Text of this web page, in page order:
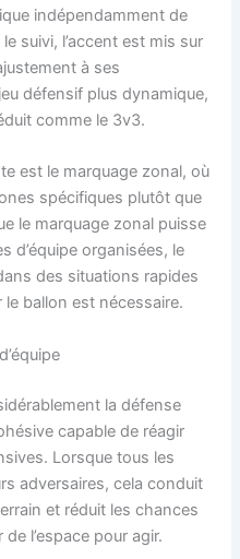
indépendamment de
suivi, l’accent est mis sur
à ses
défensif plus dynamique,
comme le 3v3.
est le marquage zonal, où
spécifiques plutôt que
le marquage zonal puisse
d’équipe organisées, le
des situations rapides
ballon est nécessaire.
la défense
capable de réagir
Lorsque tous les
adversaires, cela conduit
et réduit les chances
l’espace pour agir.